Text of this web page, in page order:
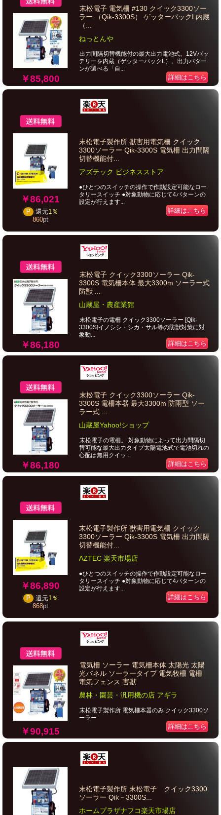
￥85,800
末松電子 電気柵 #130 クイック3300ソー
ラー （Qik-3300S） ゲッターパックL内蔵
（...
ねっとんや
出力間隔切替機能付の最大出力電池式。12Vバッ
テリーを内蔵（ゲッターパックL）。出力パター
ンが選べる「自...
詳細はこちら
￥86,021
P 還元1％
860pt
末松電子製作所 獣害用電気柵 クイック
3300ソーラー Qik-3300S 電気柵 出力間隔
切替機能付...
アズテック ビジネスストア
●ひとつのスイッチの操作で作動設定可能なロー
タリースイッチ ●対象動物に応じて4パターンの
設定が行えます...
詳細はこちら
￥86,180
末松電子 クイック3300ソーラー Qik-
3300S 電気柵本体 最大3300m ソーラー式
防獣 ...
山蔵屋・農産業館
末松電子の電柵 クイック3300ソーラー [Qik-
3300S]イノシシ・シカ・サル等の防獣対策に対
象動...
詳細はこちら
￥86,180
末松電子 クイック3300ソーラー Qik-
3300S 電柵本器 最大3300m 防雨型 ソー
ラー式 ...
山蔵屋Yahoo!ショップ
末松電子の電柵。 対象動物によって出力間隔切
替可能な最大出力タイプ太陽電池式で電池切れの
心配は無用クイッ...
詳細はこちら
￥86,890
P 還元1％
868pt
末松電子製作所 獣害用電気柵 クイック
3300ソーラー Qik-3300S 電気柵 出力間隔
切替機能付...
AZTEC 楽天市場店
●ひとつのスイッチの操作で作動設定可能なロー
タリースイッチ ●対象動物に応じて4パターンの
設定が行えます...
詳細はこちら
￥90,915
電気柵 ソーラー 電気柵本体 太陽光 太陽
光パネル ソーラータイプ 電気牧柵 電柵
電気フェンス 害獣
農林・園芸・汎用機の店 アギラ
末松電子製作所 電気柵本器のみ クイック3300ソ
ーラー
詳細はこちら
末松電子製作所 末松電子 クイック3300
ソーラー Qik－3300S...
ホームプラザナフコ楽天市場店